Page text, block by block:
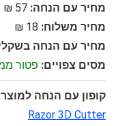
מחיר עם הנחה: 57 ₪
מחיר משלוח: 18 ₪
מחיר עם הנחה
מסים צפויים: פטור
קופון עם הנחה
Razor 3D Cutter